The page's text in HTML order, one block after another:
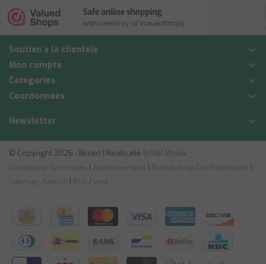
Soutien à la clientèle
Mon compte
Catégories
Coordonnées
Newsletter
© Copyright 2026 - Bilsen | Realisatie InStijl Media
Conditions Générales | Avertissement | Politique de Confidentialité |
Sitemap: French | RSS Feed